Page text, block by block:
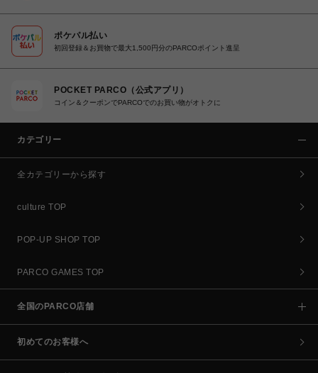
ポケパル払い
初回登録＆お買物で最大1,500円分のPARCOポイント進呈
POCKET PARCO（公式アプリ）
コイン＆クーポンでPARCOでのお買い物がオトクに
カテゴリー
全カテゴリーから探す
culture TOP
POP-UP SHOP TOP
PARCO GAMES TOP
全国のPARCO店舗
初めてのお客様へ